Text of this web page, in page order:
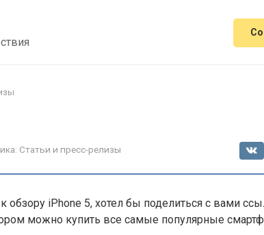
Статьи и пресс-релизы
обзору iPhone 5, хотел бы поделиться с вами
можно купить все самые популярные